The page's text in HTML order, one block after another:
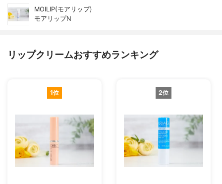
MOILIP(モアリップ)
モアリップN
リップクリームおすすめランキング
1位 2位